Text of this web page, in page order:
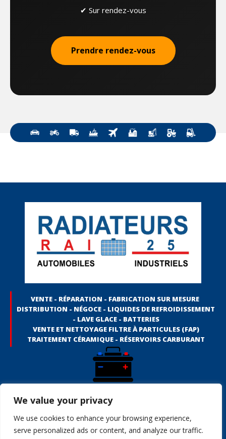
We value your privacy
We use cookies to enhance your browsing experience,
serve personalized ads or content, and analyze our traffic.
✔ Sur rendez-vous
Prendre rendez-vous
VENTE - RÉPARATION - FABRICATION SUR MESURE
DISTRIBUTION - NÉGOCE - LIQUIDES DE REFROIDISSEMENT
- LAVE GLACE - BATTERIES
VENTE ET NETTOYAGE FILTRE À PARTICULES (FAP)
TRAITEMENT CÉRAMIQUE - RÉSERVOIRS CARBURANT
Vente de radiateur - Réparation de radiateur - Fabrication de radiateur
sur mesure - Liquides de refroidissement - Batteries automobile -
Batteries motos - Batteries bateaux - Batteries avions - Batteries
véhicules industriels - Batteries BTP - Batteries véhicules agricoles